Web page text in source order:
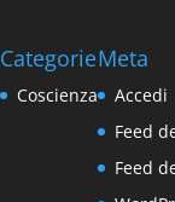
Categorie
Coscienza
Meta
Accedi
Feed
Feed